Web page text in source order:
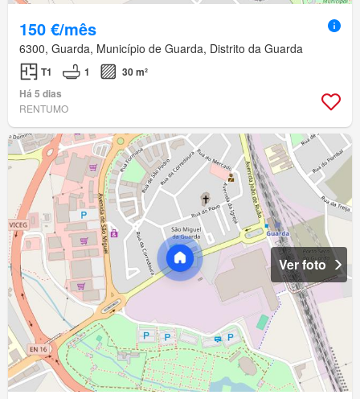
150 €/mês
6300, Guarda, Município de Guarda, Distrito da Guarda
T1 1
30 m²
Há 5 dias
RENTUMO
Ver foto